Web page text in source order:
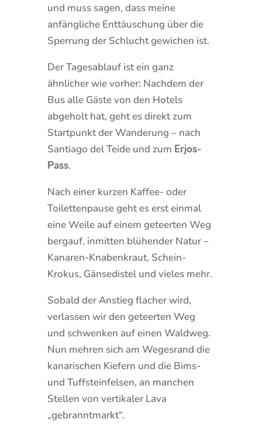
und muss sagen, dass meine
anfängliche Enttäuschung über die
Sperrung der Schlucht gewichen ist.
Der Tagesablauf ist ein ganz
ähnlicher wie vorher: Nachdem der
Bus alle Gäste von den Hotels
abgeholt hat, geht es direkt zum
Startpunkt der Wanderung – nach
Santiago del Teide und zum Erjos-
Pass.
Nach einer kurzen Kaffee- oder
Toilettenpause geht es erst einmal
eine Weile auf einem geteerten Weg
bergauf, inmitten blühender Natur –
Kanaren-Knabenkraut, Schein-
Krokus, Gänsedistel und vieles mehr.
Sobald der Anstieg flacher wird,
verlassen wir den geteerten Weg
und schwenken auf einen Waldweg.
Nun mehren sich am Wegesrand die
kanarischen Kiefern und die Bims-
und Tuffsteinfelsen, an manchen
Stellen von vertikaler Lava
„gebranntmarkt“.